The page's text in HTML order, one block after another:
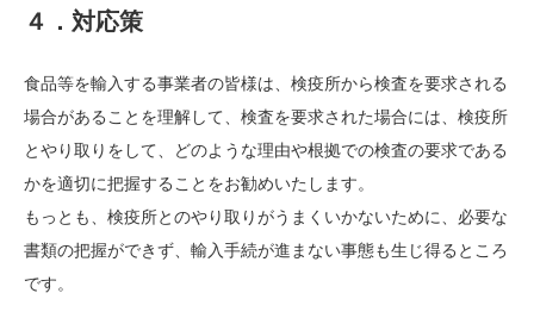
４．対応策
食品等を輸入する事業者の皆様は、検疫所から検査を要求される
場合があることを理解して、検査を要求された場合には、検疫所
とやり取りをして、どのような理由や根拠での検査の要求である
かを適切に把握することをお勧めいたします。
もっとも、検疫所とのやり取りがうまくいかないために、必要な
書類の把握ができず、輸入手続が進まない事態も生じ得るところ
です。